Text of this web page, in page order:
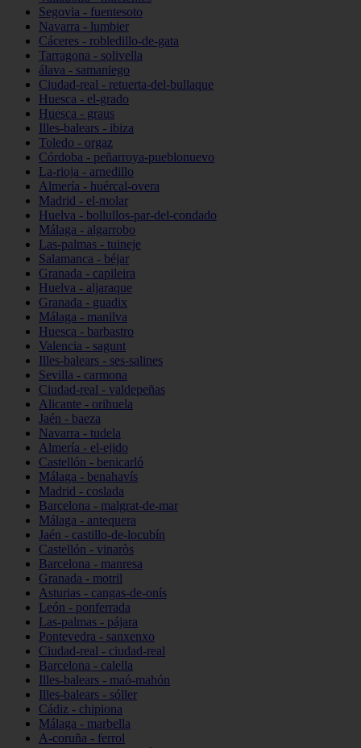
Segovia - fuentesoto
Navarra - lumbier
Cáceres - robledillo-de-gata
Tarragona - solivella
álava - samaniego
Ciudad-real - retuerta-del-bullaque
Huesca - el-grado
Huesca - graus
Illes-balears - ibiza
Toledo - orgaz
Córdoba - peñarroya-pueblonuevo
La-rioja - arnedillo
Almería - huércal-overa
Madrid - el-molar
Huelva - bollullos-par-del-condado
Málaga - algarrobo
Las-palmas - tuineje
Salamanca - béjar
Granada - capileira
Huelva - aljaraque
Granada - guadix
Málaga - manilva
Huesca - barbastro
Valencia - sagunt
Illes-balears - ses-salines
Sevilla - carmona
Ciudad-real - valdepeñas
Alicante - orihuela
Jaén - baeza
Navarra - tudela
Almería - el-ejido
Castellón - benicarló
Málaga - benahavís
Madrid - coslada
Barcelona - malgrat-de-mar
Málaga - antequera
Jaén - castillo-de-locubín
Castellón - vinaròs
Barcelona - manresa
Granada - motril
Asturias - cangas-de-onís
León - ponferrada
Las-palmas - pájara
Pontevedra - sanxenxo
Ciudad-real - ciudad-real
Barcelona - calella
Illes-balears - maó-mahón
Illes-balears - sóller
Cádiz - chipiona
Málaga - marbella
A-coruña - ferrol